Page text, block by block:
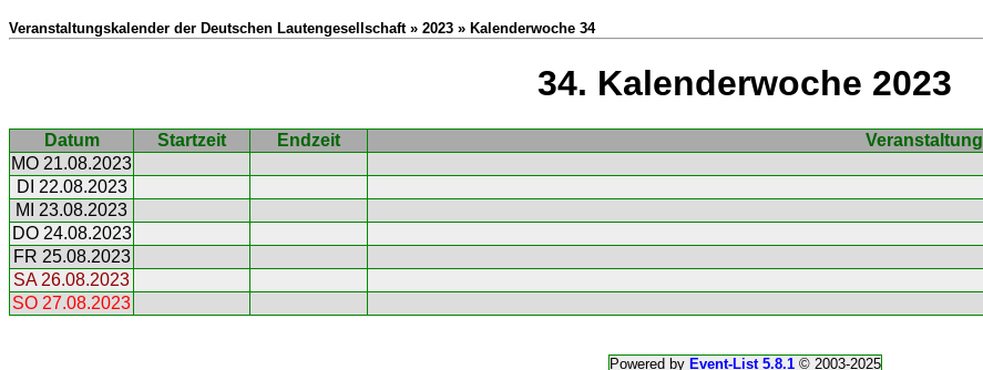
Veranstaltungskalender der Deutschen Lautengesellschaft » 2023 » Kalenderwoche 34
34. Kalenderwoche 2023
Datum Startzeit Endzeit
Veranstaltung
MO 21.08.2023
DI 22.08.2023
MI 23.08.2023
DO 24.08.2023
FR 25.08.2023
SA 26.08.2023
SO 27.08.2023
Powered by Event-List 5.8.1© 2003-2025